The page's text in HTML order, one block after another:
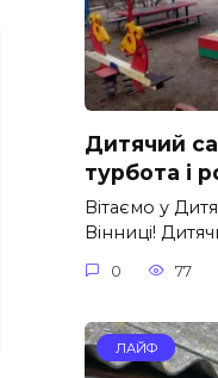
Дитячий
турбота і
Вітаємо у
Вінниці!
0 77
ЛАЙФ